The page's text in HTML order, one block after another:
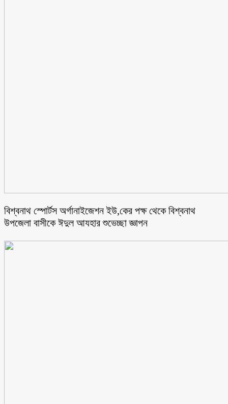
বিশ্বনাথ স্পোর্টস অর্গানাইজেশন ইউ,কের পক্ষ থেকে বিশ্বনাথ
উপজেলা বাসীকে ঈদুল আযহার শুভেচ্ছা জ্ঞাপন